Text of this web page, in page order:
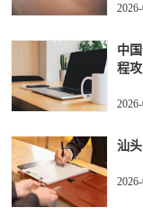
中
程
汕